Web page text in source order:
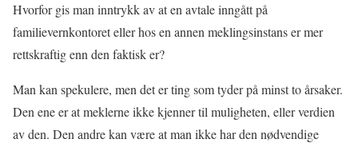
Hvorfor gis man inntrykk av at en avtale inngått på
familievernkontoret eller hos en annen meklingsinstans er mer
rettskraftig enn den faktisk er?
Man kan spekulere, men det er ting som tyder på minst to årsaker.
Den ene er at meklerne ikke kjenner til muligheten, eller verdien
av den. Den andre kan være at man ikke har den nødvendige